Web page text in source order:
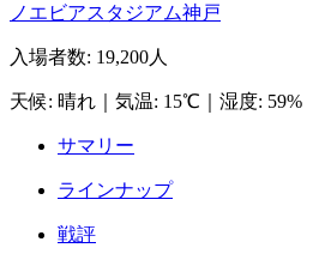
ノエビアスタジアム神戸
入場者数: 19,200人
天候: 晴れ 気温: 15℃ 湿度: 59%
サマリー
ラインナップ
戦評